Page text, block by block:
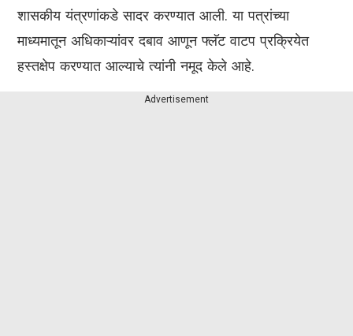
शासकीय यंत्रणांकडे सादर करण्यात आली. या पत्रांच्या
माध्यमातून अधिकाऱ्यांवर दबाव आणून फ्लॅट वाटप प्रक्रियेत
हस्तक्षेप करण्यात आल्याचे त्यांनी नमूद केले आहे.
Advertisement